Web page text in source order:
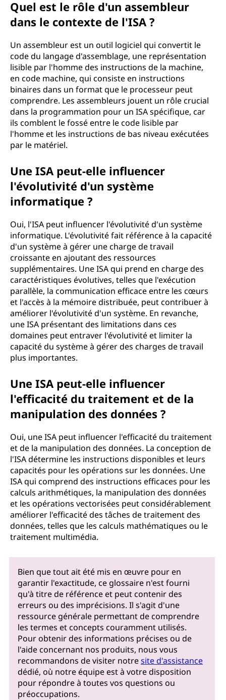
Quel est le rôle d'un assembleur
dans le contexte de l'ISA ?
Un assembleur est un outil logiciel qui convertit le
code du langage d'assemblage, une représentation
lisible par l'homme des instructions de la machine,
en code machine, qui consiste en instructions
binaires dans un format que le processeur peut
comprendre. Les assembleurs jouent un rôle crucial
dans la programmation pour un ISA spécifique, car
ils comblent le fossé entre le code lisible par
l'homme et les instructions de bas niveau exécutées
par le matériel.
Une ISA peut-elle influencer
l'évolutivité d'un système
informatique ?
Oui, l'ISA peut influencer l'évolutivité d'un système
informatique. L'évolutivité fait référence à la capacité
d'un système à gérer une charge de travail
croissante en ajoutant des ressources
supplémentaires. Une ISA qui prend en charge des
caractéristiques évolutives, telles que l'exécution
parallèle, la communication efficace entre les cœurs
et l'accès à la mémoire distribuée, peut contribuer à
améliorer l'évolutivité d'un système. En revanche,
une ISA présentant des limitations dans ces
domaines peut entraver l'évolutivité et limiter la
capacité du système à gérer des charges de travail
plus importantes.
Une ISA peut-elle influencer
l'efficacité du traitement et de la
manipulation des données ?
Oui, une ISA peut influencer l'efficacité du traitement
et de la manipulation des données. La conception de
l'ISA détermine les instructions disponibles et leurs
capacités pour les opérations sur les données. Une
ISA qui comprend des instructions efficaces pour les
calculs arithmétiques, la manipulation des données
et les opérations vectorisées peut considérablement
améliorer l'efficacité des tâches de traitement des
données, telles que les calculs mathématiques ou le
traitement multimédia.
Bien que tout ait été mis en œuvre pour en
garantir l'exactitude, ce glossaire n'est fourni
qu'à titre de référence et peut contenir des
erreurs ou des imprécisions. Il s'agit d'une
ressource générale permettant de comprendre
les termes et concepts couramment utilisés.
Pour obtenir des informations précises ou de
l'aide concernant nos produits, nous vous
recommandons de visiter notresite d'assistance
dédié, où notre équipe est à votre disposition
pour répondre à toutes vos questions ou
préoccupations.